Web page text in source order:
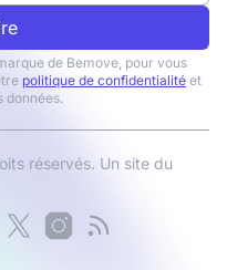
de Bemove, pour vous
politique de confidentialité et
données.
réservés. Un site du